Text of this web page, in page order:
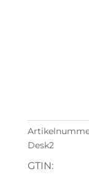
Desk2
GTIN: